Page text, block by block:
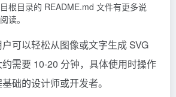
根目录的 README.md 文件有更多说
读。
可以轻松从图像或文字生成 SVG
需要 10-20 分钟，具体使用时操作
础的设计师或开发者。